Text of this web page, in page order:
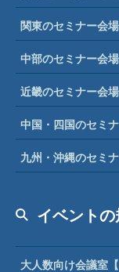
関東のセミナー会
中部のセミナー会
近畿のセミナー会
中国・四国のセミ
九州・沖縄のセミ
イベント
大人数向け会議室